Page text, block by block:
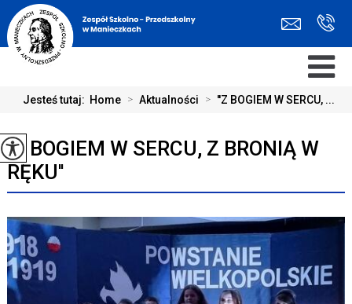
Jesteś tutaj: Home > Aktualności > ''Z BOGIEM W SERCU, ...
''Z BOGIEM W SERCU, Z BRONIĄ W
RĘKU''